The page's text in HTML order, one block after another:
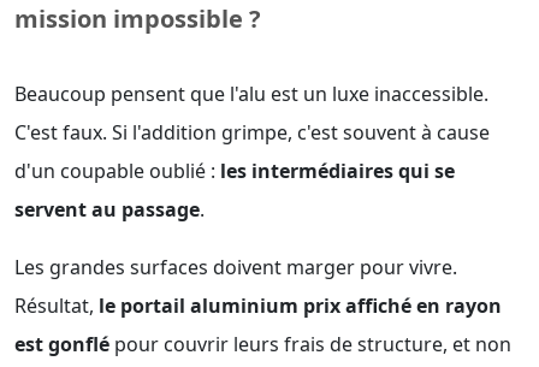
mission impossible ?
Beaucoup pensent que l'alu est un luxe inaccessible.
C'est faux. Si l'addition grimpe, c'est souvent à cause
d'un coupable oublié : les intermédiaires qui se
servent au passage.
Les grandes surfaces doivent marger pour vivre.
Résultat, le portail aluminium prix affiché en rayon
est gonflé pour couvrir leurs frais de structure, et non